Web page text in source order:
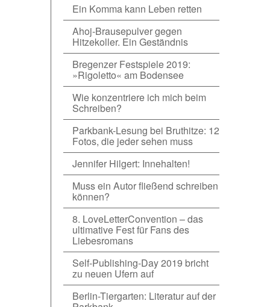
Ein Komma kann Leben retten
Ahoj-Brausepulver gegen
Hitzekoller. Ein Geständnis
Bregenzer Festspiele 2019:
»Rigoletto« am Bodensee
Wie konzentriere ich mich beim
Schreiben?
Parkbank-Lesung bei Bruthitze: 12
Fotos, die jeder sehen muss
Jennifer Hilgert: Innehalten!
Muss ein Autor fließend schreiben
können?
8. LoveLetterConvention – das
ultimative Fest für Fans des
Liebesromans
Self-Publishing-Day 2019 bricht
zu neuen Ufern auf
Berlin-Tiergarten: Literatur auf der